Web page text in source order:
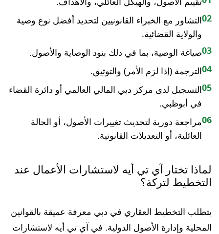
02التشاور مع الخبراء القانونيين لتحديد أفضل نوع وصية
والولاية القضائية.
03صياغة الوصية، بما في ذلك بنود الوصاية والأصول.
04الترجمة (إذا لزم الأمر) والتوثيق.
05التسجيل لدى مركز دبي المالي العالمي أو دائرة القضاء
في أبوظبي.
06مراجعة دورية لتحديث تغييرات الأصول، أو الحالة
العائلية، أو التعديلات القانونية.
لماذا تختار آي تي أيه لاستشارات الأعمال عند
التخطيط لتركة؟
يتطلب التخطيط العقاري في دبي معرفة عميقة بالقوانين
المحلية وإدارة الأصول الدولية. في آي تي أيه لاستشارات